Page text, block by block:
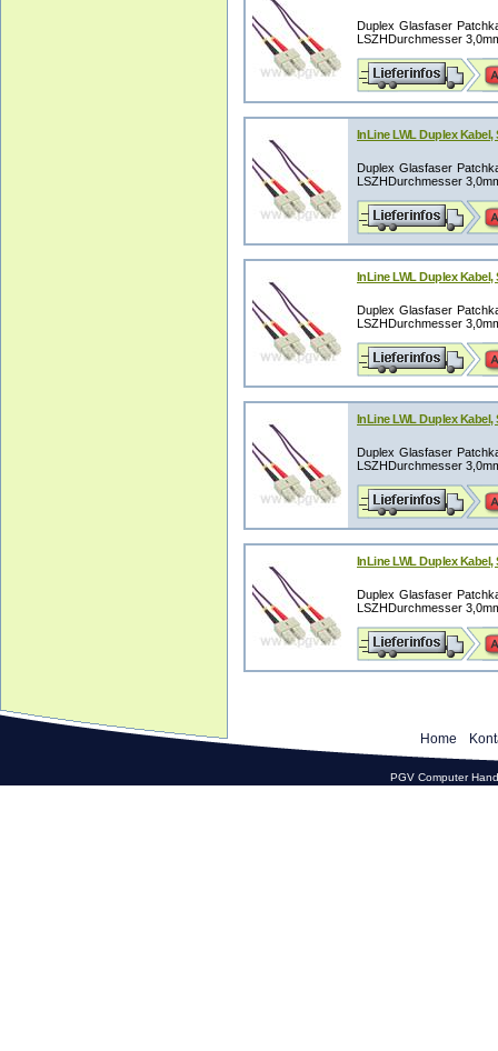
Duplex Glasfaser
LSZHDurchmesser
InLine LWL Duplex Kabel,
Duplex Glasfaser
LSZHDurchmesser
InLine LWL Duplex Kabel,
Duplex Glasfaser
LSZHDurchmesser
InLine LWL Duplex Kabel,
Duplex Glasfaser
LSZHDurchmesser
InLine LWL Duplex Kabel,
Duplex Glasfaser
LSZHDurchmesser
Home
PGV Computer